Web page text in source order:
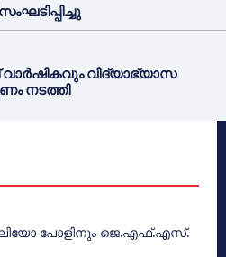
വിദ്യാഭ്യാസ
നടത്തി
ലിയോ പോളിനും ജെ.എഫ്.എസ്.